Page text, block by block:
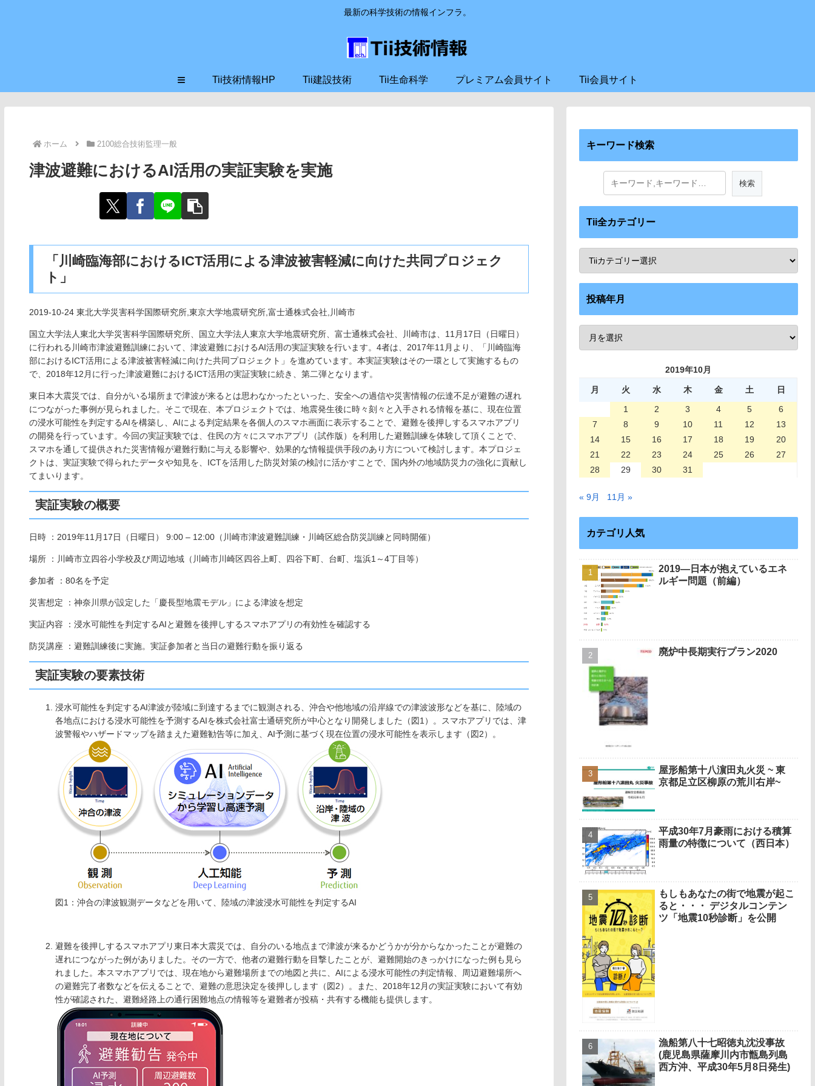
最新の科学技術の情報インフラ。
≡ Tii技術情報HP Tii建設技術 Tii生命科学 プレミアム会員サイト Tii会員サイト
ホーム 2100総合技術監理一般
津波避難におけるAI活用の実証実験を実施
「川崎臨海部におけるICT活用による津波被害軽減に向けた共同プロジェク
ト」
2019-10-24 東北大学災害科学国際研究所,東京大学地震研究所,富士通株式会社,川崎市
国立大学法人東北大学災害科学国際研究所、国立大学法人東京大学地震研究所、富士通株式会社、川崎市は、11月17日（日曜日）
に行われる川崎市津波避難訓練において、津波避難におけるAI活用の実証実験を行います。4者は、2017年11月より、「川崎臨海
部におけるICT活用による津波被害軽減に向けた共同プロジェクト」を進めています。本実証実験はその一環として実施するもの
で、2018年12月に行った津波避難におけるICT活用の実証実験に続き、第二弾となります。
東日本大震災では、自分がいる場所まで津波が来るとは思わなかったといった、安全への過信や災害情報の伝達不足が避難の遅れ
につながった事例が見られました。そこで現在、本プロジェクトでは、地震発生後に時々刻々と入手される情報を基に、現在位置
の浸水可能性を判定するAIを構築し、AIによる判定結果を各個人のスマホ画面に表示することで、避難を後押しするスマホアプリ
の開発を行っています。今回の実証実験では、住民の方々にスマホアプリ（試作版）を利用した避難訓練を体験して頂くことで、
スマホを通して提供された災害情報が避難行動に与える影響や、効果的な情報提供手段のあり方について検討します。本プロジェ
クトは、実証実験で得られたデータや知見を、ICTを活用した防災対策の検討に活かすことで、国内外の地域防災力の強化に貢献し
てまいります。
実証実験の概要
日時 ：2019年11月17日（日曜日） 9:00 – 12:00（川崎市津波避難訓練・川崎区総合防災訓練と同時開催）
場所 ：川崎市立四谷小学校及び周辺地域（川崎市川崎区四谷上町、四谷下町、台町、塩浜1～4丁目等）
参加者 ：80名を予定
災害想定 ：神奈川県が設定した「慶長型地震モデル」による津波を想定
実証内容 ：浸水可能性を判定するAIと避難を後押しするスマホアプリの有効性を確認する
防災講座 ：避難訓練後に実施。実証参加者と当日の避難行動を振り返る
実証実験の要素技術
浸水可能性を判定するAI津波が陸域に到達するまでに観測される、沖合や他地域の沿岸線での津波波形などを基に、陸域の
各地点における浸水可能性を予測するAIを株式会社富士通研究所が中心となり開発しました（図1）。スマホアプリでは、津
波警報やハザードマップを踏まえた避難勧告等に加え、AI予測に基づく現在位置の浸水可能性を表示します（図2）。
図1：沖合の津波観測データなどを用いて、陸域の津波浸水可能性を判定するAI
避難を後押しするスマホアプリ東日本大震災では、自分のいる地点まで津波が来るかどうかが分からなかったことが避難の
遅れにつながった例がありました。その一方で、他者の避難行動を目撃したことが、避難開始のきっかけになった例も見ら
れました。本スマホアプリでは、現在地から避難場所までの地図と共に、AIによる浸水可能性の判定情報、周辺避難場所へ
の避難完了者数などを伝えることで、避難の意思決定を後押しします（図2）。また、2018年12月の実証実験において有効
性が確認された、避難経路上の通行困難地点の情報等を避難者が投稿・共有する機能も提供します。
キーワード検索
Tii全カテゴリー
投稿年月
2019年10月
月 火 水 木 金 土
日
1
2 3 4 5
6
7
8 9 10 11 12
13
14
15 16 17 18 19
20
21
22 23 24 25 26
27
28
29 30 31
« 9月 11月 »
カテゴリ人気
2019—日本が抱えているエネ
ルギー問題（前編）
廃炉中長期実行プラン2020
屋形船第十八濵田丸火災 ~ 東
京都足立区柳原の荒川右岸~
平成30年7月豪雨における積算
雨量の特徴について（西日本）
もしもあなたの街で地震が起こ
ると・・・ デジタルコンテン
ツ「地震10秒診断」を公開
漁船第八十七昭徳丸沈没事故
(鹿児島県薩摩川内市甑島列島
西方沖、平成30年5月8日発生)